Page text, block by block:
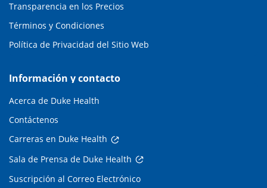
Transparencia en los Precios
Términos y Condiciones
Política de Privacidad del Sitio Web
Información y contacto
Acerca de Duke Health
Contáctenos
Carreras en Duke Health
Sala de Prensa de Duke Health
Suscripción al Correo Electrónico